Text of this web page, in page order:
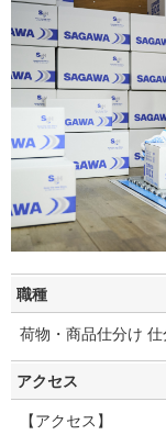
職種
荷物・商品仕分け 仕
アクセス
【アクセス】